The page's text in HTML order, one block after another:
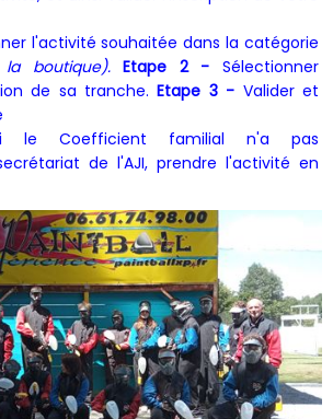
l'activité souhaitée dans la catégorie
la boutique).Etape 2 - Sélectionner
de sa tranche.Etape 3 - Valider et
le Coefficient familial n'a pas
de l'AJI, prendre l'activité en